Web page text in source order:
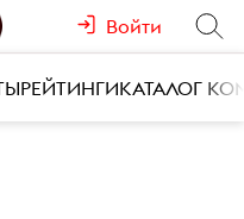
Войти
РЕЙТИНГИКАТАЛОГ